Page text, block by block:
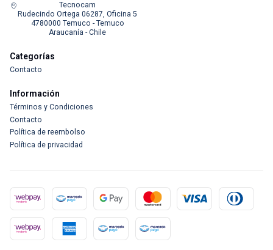
Tecnocam
Rudecindo Ortega 06287, Oficina 5
4780000 Temuco - Temuco
Araucanía - Chile
Categorías
Contacto
Información
Términos y Condiciones
Contacto
Política de reembolso
Política de privacidad